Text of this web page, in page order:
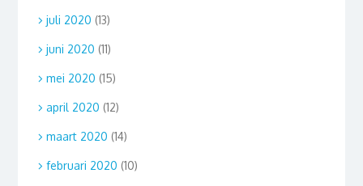
juli 2020 (13)
juni 2020 (11)
mei 2020 (15)
april 2020 (12)
maart 2020 (14)
februari 2020 (10)